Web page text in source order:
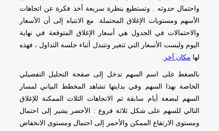
واحتمال حدوثه . وتستطيع بنظرة سريعة أخذ فكرة عن اتجاهات
الأسهم ومستويات الإغلاق المحتملة. مع الانتباه إلى أن الأسعار
والاحتمالات في الجدول هي أسعار الإغلاق المتوقعة في نهاية
اليوم وليست الأسعار التي تتغير وتتبدل أثناء جلسة التداول ، فهذه
لها مكان آخر .
بالضغط على اسم السهم تدخل إلى صفحة التحليل التفصيلي
الخاصة بهذا السهم وفي بدايتها تشاهد المخطط البياني لمسار
السهم لبضعة أيام سابقة ثم الاتجاهات الثلاث الممكنة للإغلاق
التالي للسهم على شكل ثلاثة فروع : الأخضر يشير إلى احتمال
ومستوى الارتفاع الممكن والأحمر إلى احتمال ومستوى الانخفاض